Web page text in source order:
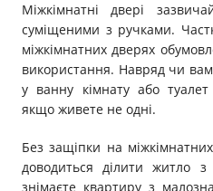
Міжкімнатні двері
суміщеними з ручками.
міжкімнатних дверях
використання. Навряд чи
у ванну кімнату або
якщо живете не одні.
Без защіпки на
доводиться ділити житло
знімаєте квартиру з